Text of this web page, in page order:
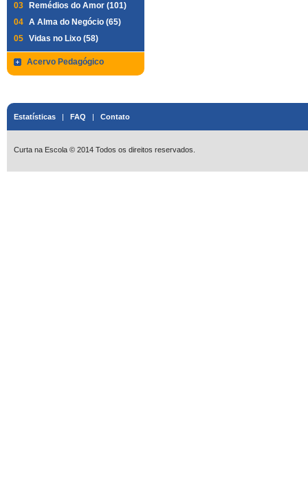
03
Remédios do Amor (101)
04 A Alma do Negócio (65)
05 Vidas no Lixo (58)
Acervo Pedagógico
Estatísticas | FAQ | Contato
Curta na Escola © 2014 Todos os direitos reservados.